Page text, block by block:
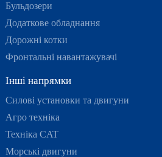
Бульдозери
Додаткове обладнання
Дорожні котки
Фронтальні навантажувачі
Інші напрямки
Силові установки та двигуни
Агро техніка
Техніка CAT
Морські двигуни